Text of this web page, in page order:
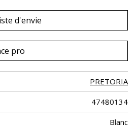
d'envie
pro
PRETORIA
47480134
Blanc